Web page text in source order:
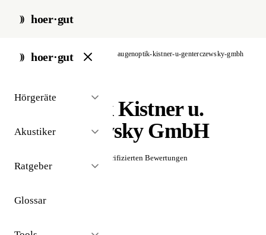
hoer·gut
hoer·gut
Hörgeräte
Akustiker
Ratgeber
Glossar
start / akustiker / frankfurt augenoptik-kistner-u-genterczewsky-gmbh
Augenoptik Kistner u.
Genterczewsky GmbH
Noch keine verifizierten Bewertungen